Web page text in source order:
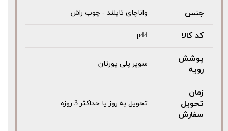
جنس واناچای تایلند - چوب راش
کد کالا p44
پوشش
رویه
سوپر پلی یورتان
زمان
تحویل
سفارش
تحویل به روز یا حداکثر 3 روزه